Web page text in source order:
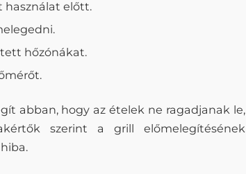
használat előtt.
hőzónákat.
abban, hogy az ételek ne ragadjanak le,
szerint a grill előmelegítésének